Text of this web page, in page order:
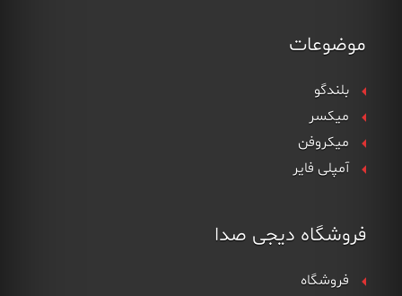
موضوعات
بلندگو
میکسر
میکروفن
آمپلی فایر
فروشگاه دیجی صدا
فروشگاه